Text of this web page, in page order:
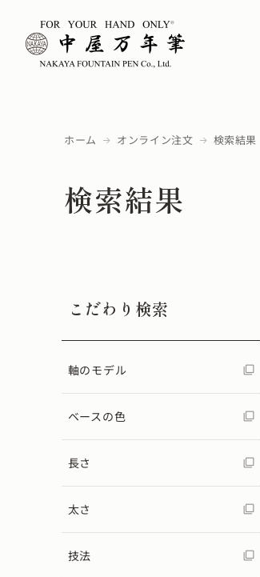
ホーム オンライン注文 検索結果
検索結果
こだわり検索
軸のモデル
ベースの色
長さ
太さ
技法